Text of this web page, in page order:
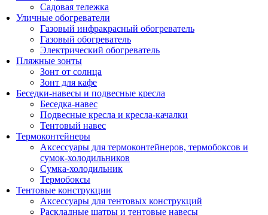
Садовая тележка
Уличные обогреватели
Газовый инфракрасный обогреватель
Газовый обогреватель
Электрический обогреватель
Пляжные зонты
Зонт от солнца
Зонт для кафе
Беседки-навесы и подвесные кресла
Беседка-навес
Подвесные кресла и кресла-качалки
Тентовый навес
Термоконтейнеры
Аксессуары для термоконтейнеров, термобоксов и
сумок-холодильников
Сумка-холодильник
Термобоксы
Тентовые конструкции
Аксессуары для тентовых конструкций
Раскладные шатры и тентовые навесы